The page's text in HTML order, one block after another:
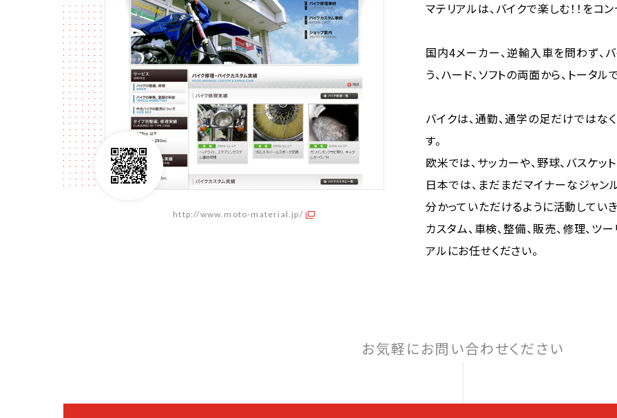
http://www.moto-material.jp/
マテリアルは、バイクで楽しむ！！をコ
国内4メーカー、逆輸入車を問わず、
う、ハード、ソフトの両面から、トータル
バイクは、通勤、通学の足だけではな
す。
欧米では、サッカーや、野球、バスケッ
日本では、まだまだマイナーなジャン
分かっていただけるように活動してい
カスタム、車検、整備、販売、修理、ツ
アルにお任せください。
お気軽にお問い合わせください